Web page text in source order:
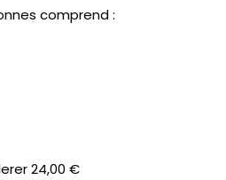
comprend :
24,00 €